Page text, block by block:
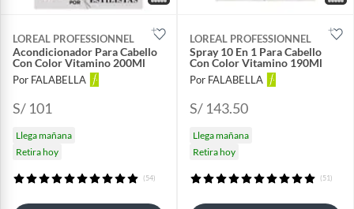
LOREAL PROFESSIONNEL
Acondicionador Para Cabello
Con Color Vitamino 200Ml
Por FALABELLA
S/ 101
Llega mañana
Retira hoy
(54)
LOREAL PROFESSIONNEL
Spray 10 En 1 Para Cabello
Con Color Vitamino 190Ml
Por FALABELLA
S/ 143.50
Llega mañana
Retira hoy
(51)